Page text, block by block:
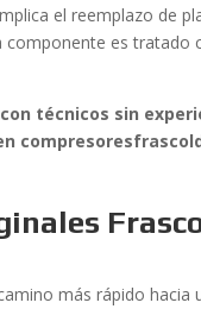
el reemplazo de
componente es
técnicos sin
más rápido